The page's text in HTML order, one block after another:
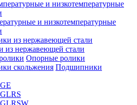
и низкотемпературные
нержавеющей стали
Опорные ролики
Подшипники